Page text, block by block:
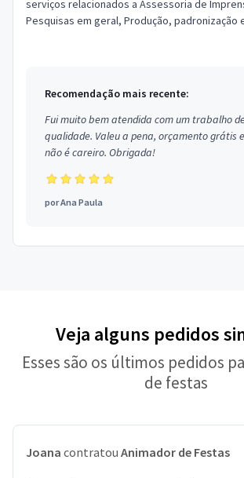
serviços relacionados a Assessoria de
Pesquisas em geral, Produção, padronização
Recomendação mais recente:
Fui muito bem atendida com um trabalho
qualidade. Valeu a pena, orçamento grátis e
não é careiro. Obrigada!
porAna Paula
Veja alguns pedidos
Esses são os últimos pedidos
de festas
Joana contratou Animador de Festas